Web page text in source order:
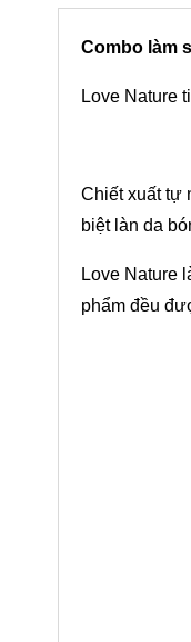
Combo làm
Love Nature
Chiết xuất tự
biệt làn da
Love Nature
phẩm đều